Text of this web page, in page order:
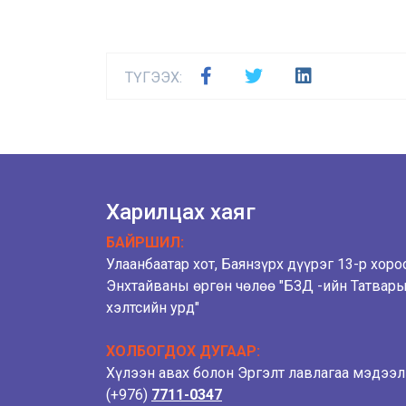
ТҮГЭЭХ:
Харилцах хаяг
БАЙРШИЛ:
Улаанбаатар хот, Баянзүрх дүүрэг 13-р
Энхтайваны өргөн чөлөө "БЗД -ийн
хэлтсийн урд"
ХОЛБОГДОХ ДУГААР:
Хүлээн авах болон Эргэлт лавлагаа
(+976) 7711-0347